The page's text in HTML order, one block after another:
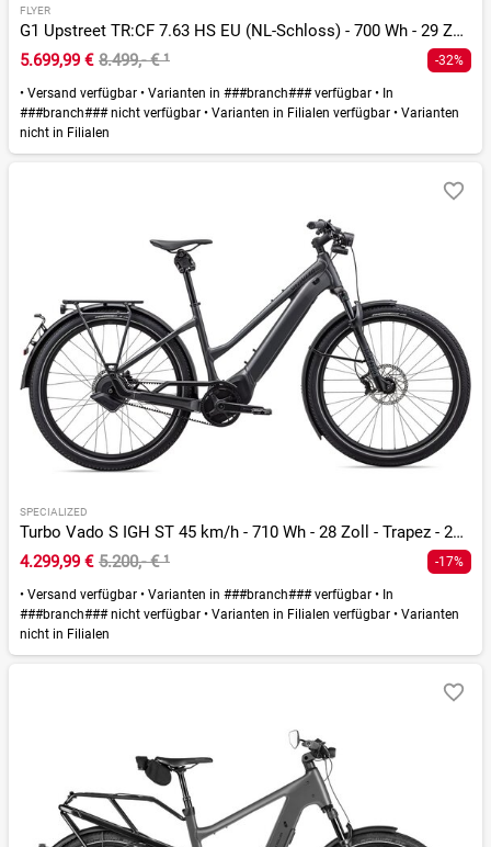
FLYER
G1 Upstreet TR:CF 7.63 HS EU (NL-Schloss) - 700 Wh - 29 Zoll - Diamant - 2026
5.699,99 € 8.499,- €¹ -32%
• Versand verfügbar • Varianten in ###branch### verfügbar • In
###branch### nicht verfügbar • Varianten in Filialen verfügbar • Varianten
nicht in Filialen
SPECIALIZED
Turbo Vado S IGH ST 45 km/h - 710 Wh - 28 Zoll - Trapez - 2026
4.299,99 € 5.200,- €¹ -17%
• Versand verfügbar • Varianten in ###branch### verfügbar • In
###branch### nicht verfügbar • Varianten in Filialen verfügbar • Varianten
nicht in Filialen